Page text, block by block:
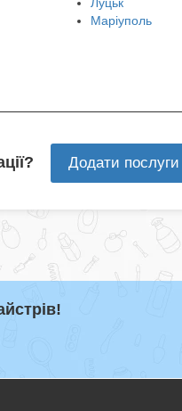
Маріуполь
Додати послуги